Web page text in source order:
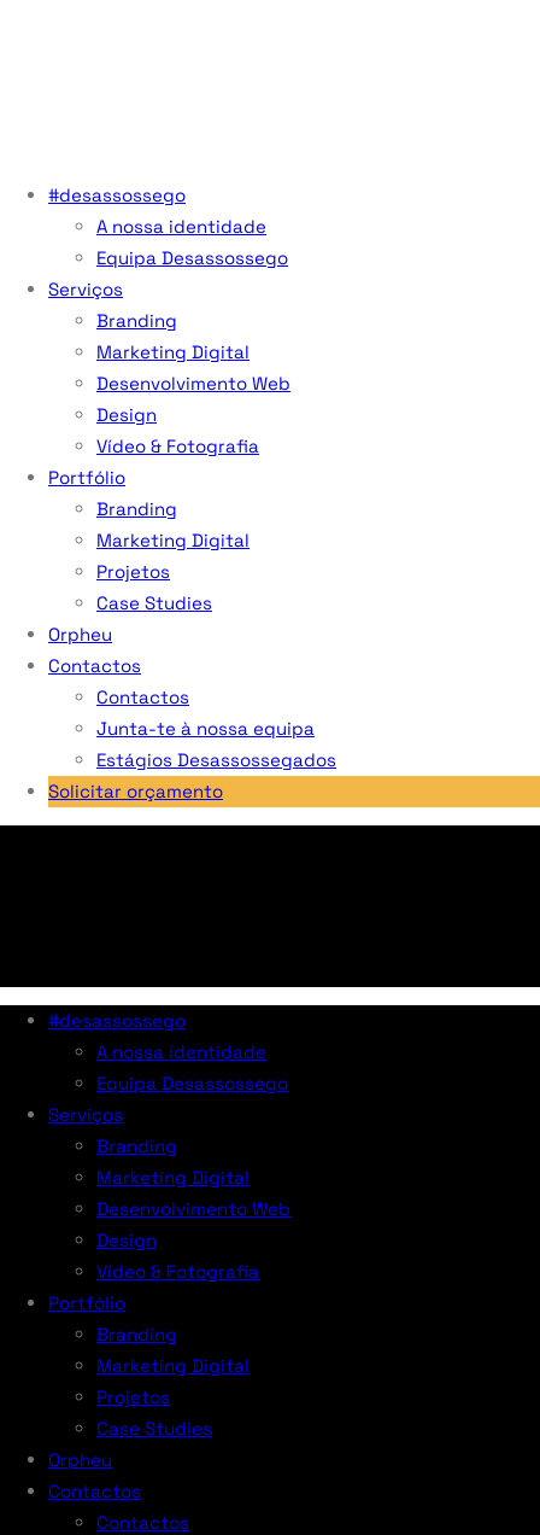
#desassossego
A nossa identidade
Equipa Desassossego
Serviços
Branding
Marketing Digital
Desenvolvimento Web
Design
Vídeo & Fotografia
Portfólio
Branding
Marketing Digital
Projetos
Case Studies
Orpheu
Contactos
Contactos
Junta-te à nossa equipa
Estágios Desassossegados
Solicitar orçamento
#desassossego
A nossa identidade
Equipa Desassossego
Serviços
Branding
Marketing Digital
Desenvolvimento Web
Design
Vídeo & Fotografia
Portfólio
Branding
Marketing Digital
Projetos
Case Studies
Orpheu
Contactos
Contactos